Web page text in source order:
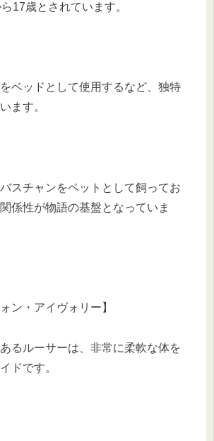
17歳とされています。​
ベッドとして使用するなど、独特
ます。
スチャンをペットとして飼ってお
係性が物語の基盤となっていま
ン・アイヴォリー】
るルーサーは、非常に柔軟な体を
ドです。